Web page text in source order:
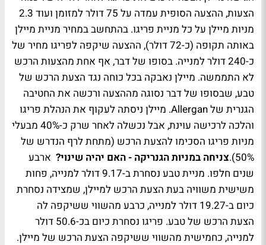
הצעות, ההצעה הסופית עמדה על 75 דולר למזומן ועוד 2.3
מניות מיילן על כל מניית פריגו. בהתחשב במחיר מניית מיילן
באותה תקופה (כ-72 דולר), ההצעה שיקפה לפריגו מחיר של
כ-240 דולר למנייה. בסופו של דבר, אף אחת מהצעות הרכש
לא התממשה. מיילן נאבקה בכל כוחה נגד הצעת הרכש של
טבע, שבסופו של דבר נסוגה מההצעה ורכשה את החטיבה
הגנרית של Allergan. מיילן ניסתה לעקוף את הנהלת פריגו
והלכה לרכישה עוינת, אבל נכשלה לאחר שרק כ-40% מבעלי
מניות פריגו הסכימו להצעת הרכש (מתחת לרף הנדרש של
50%). ​צניחה במניות הגנריקה - האם יהיה שינוי? ארבע
שנים חלפו. מניית טבע נסחרת ב-9.17 דולר למנייה, פחות
משישית משוויה בעת הצעת הרכש למיילן, שמצידה נסחרת
כיום ב-19.27 דולר למנייה, כרבע מהשווי ששיקפה לה
הצעת הרכש של טבע. פריגו נסחרת כיום בכ-50.6 דולר
למנייה, כחמישית מהשווי ששיקפה הצעת הרכש של מיילן.